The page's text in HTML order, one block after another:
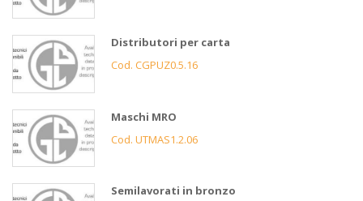
Distributori per carta
Cod. CGPUZ0.5.16
Maschi MRO
Cod. UTMAS1.2.06
Semilavorati in bronzo